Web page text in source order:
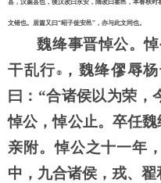
县，汉彘县也，後汉改曰永安，隋改曰霍邑，本春秋时
文错也。居篇又曰“昭子徙安邑”，亦与此文同也。
魏绛事晋悼公。
干乱行⑤ ，魏绛僇辱
曰： “合诸侯以为荣，
悼公，悼公止。卒任
亲附。悼公之十一年
中，九合诸侯，戎、